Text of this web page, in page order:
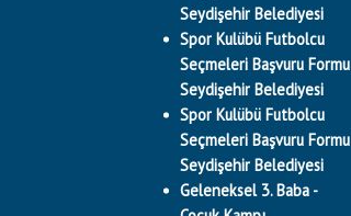
Seydişehir Belediyesi
Spor Kulübü Futbolcu
Seçmeleri Başvuru Formu
Seydişehir Belediyesi
Spor Kulübü Futbolcu
Seçmeleri Başvuru Formu
Seydişehir Belediyesi
Geleneksel 3. Baba -